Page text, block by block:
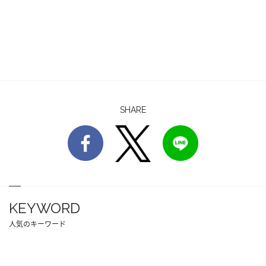
SHARE
KEYWORD
人気のキーワード